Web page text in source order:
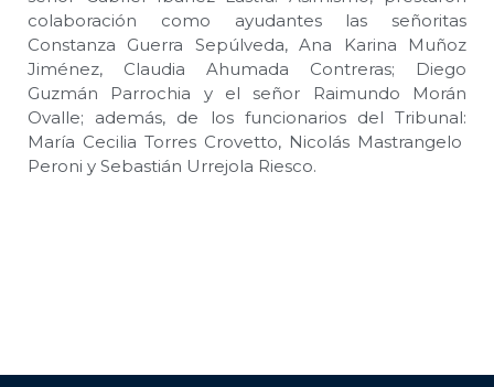
colaboración como ayudantes las señoritas
Constanza Guerra Sepúlveda, Ana Karina Muñoz
Jiménez, Claudia Ahumada Contreras; Diego
Guzmán Parrochia y el señor Raimundo Morán
Ovalle; además, de los funcionarios del Tribunal:
María Cecilia Torres Crovetto, Nicolás Mastrangelo
Peroni y Sebastián Urrejola Riesco.